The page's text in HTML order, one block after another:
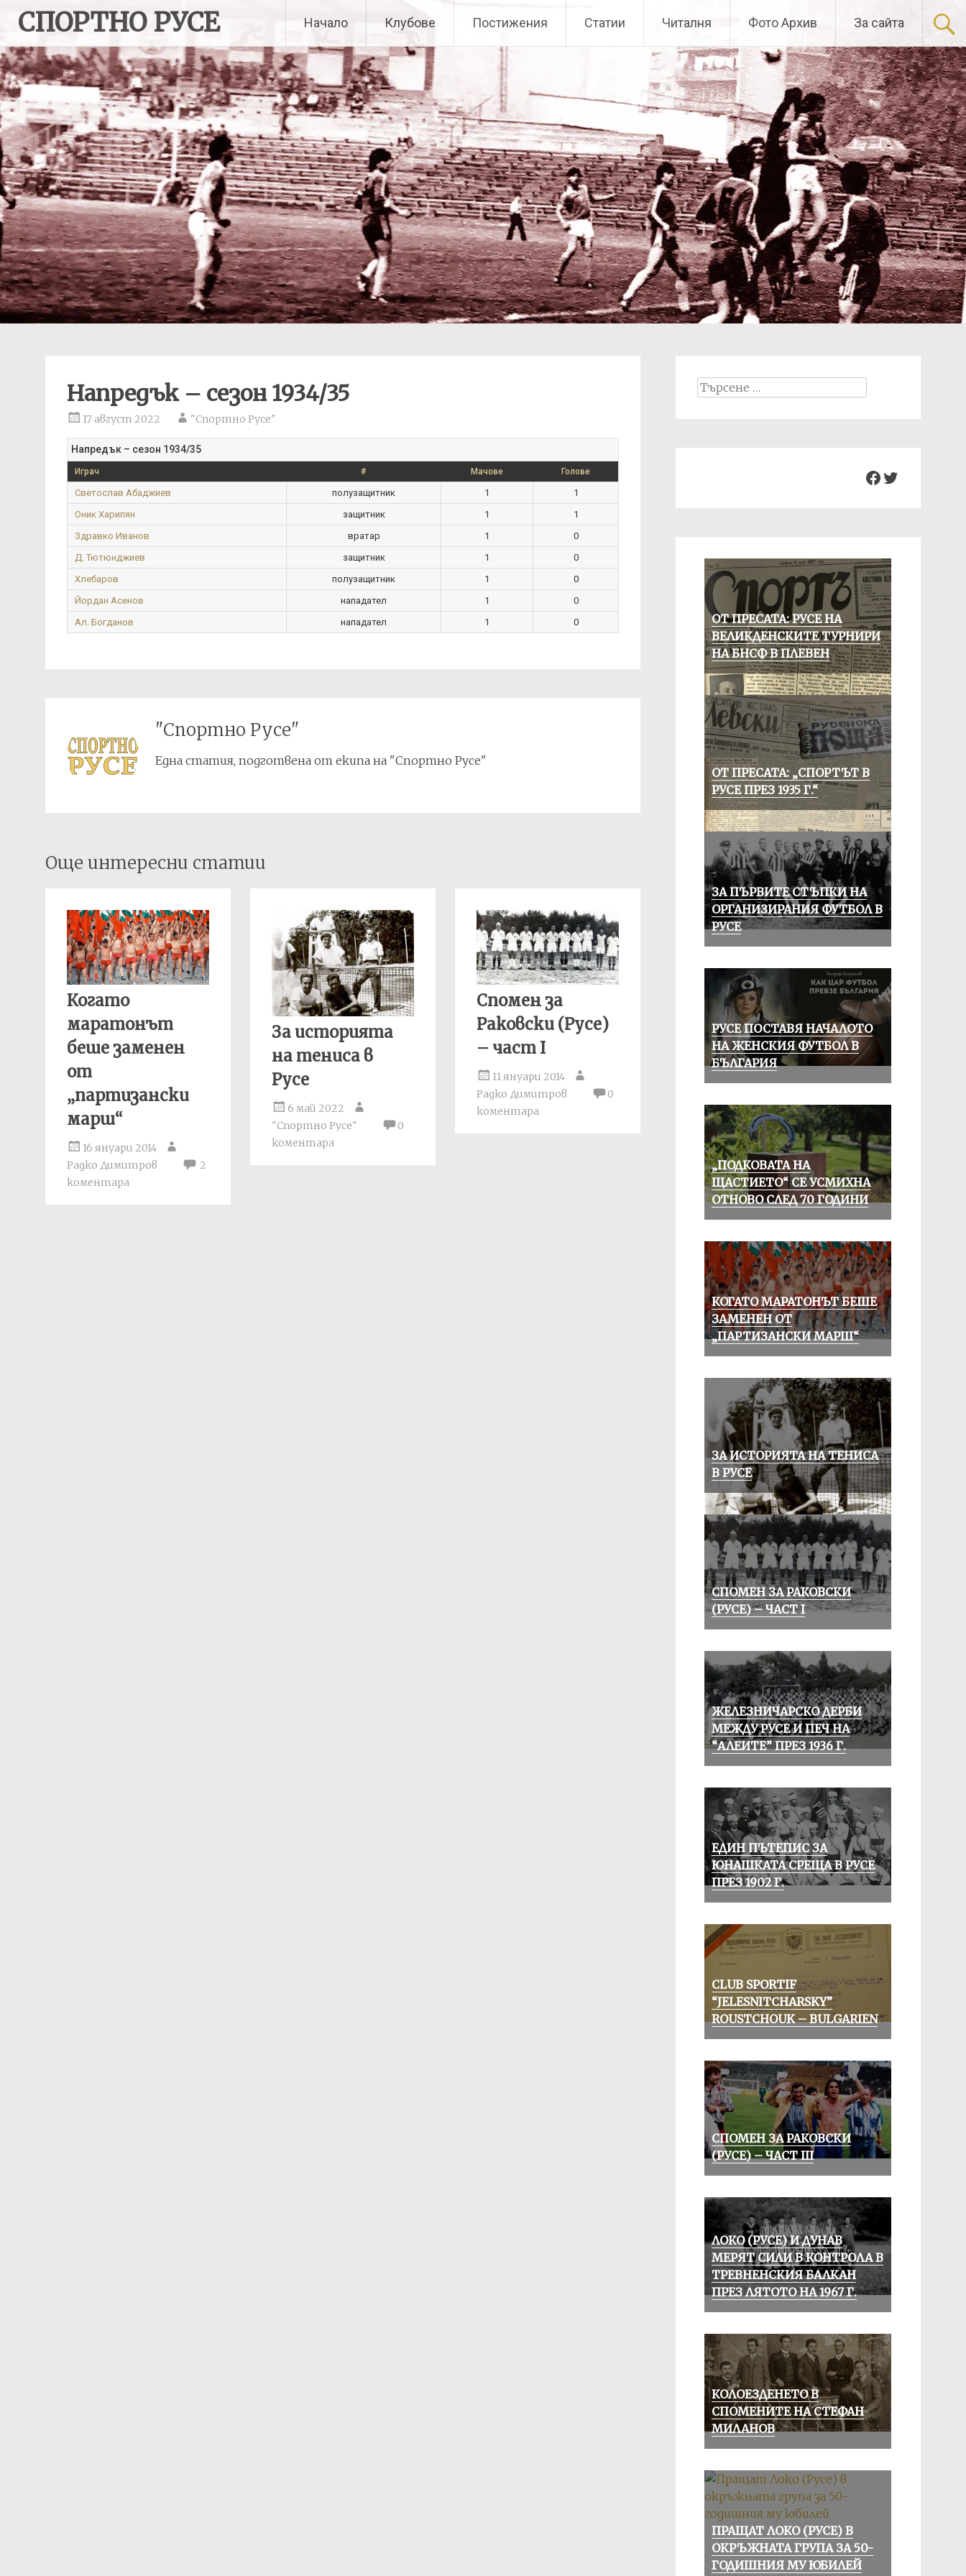
content
СПОРТНО РУСЕ Начало Клубове Постижения Статии Читалня Фото Архив За сайта
Напредък – сезон 1934/35
17 август 2022 "Спортно Русе"
Напредък – сезон 1934/35
Играч # Мачове Голове
Светослав Абаджиев полузащитник 1
1
Оник Харипян
защитник 1
1
Здравко Иванов
вратар 1
0
Д. Тютюнджиев
защитник 1
0
Хлебаров
полузащитник 1
0
Йордан Асенов
нападател 1
0
Ал. Богданов
нападател 1 0
"Спортно Русе"
Една статия, подготвена от екипа на "Спортно Русе"
Post
navigation
Още интересни статии
Когато
маратонът
беше заменен
от
„партизански
марш“
16 януари 2014
Радко Димитров
2
коментара
За историята
на тениса в
Русе
6 май 2022
"Спортно Русе"
0
коментара
Спомен за
Раковски (Русе)
– част I
11 януари 2014
Радко Димитров
0
коментара
Search
Facebook
Twitter
ОТ ПРЕСАТА: РУСЕ НА
ВЕЛИКДЕНСКИТЕ ТУРНИРИ
НА БНСФ В ПЛЕВЕН
ОТ ПРЕСАТА: „СПОРТЪТ В
РУСЕ ПРЕЗ 1935 Г.“
ЗА ПЪРВИТЕ СТЪПКИ НА
ОРГАНИЗИРАНИЯ ФУТБОЛ В
РУСЕ
РУСЕ ПОСТАВЯ НАЧАЛОТО
НА ЖЕНСКИЯ ФУТБОЛ В
БЪЛГАРИЯ
„ПОДКОВАТА НА
ЩАСТИЕТО“ СЕ УСМИХНА
ОТНОВО СЛЕД 70 ГОДИНИ
КОГАТО МАРАТОНЪТ БЕШЕ
ЗАМЕНЕН ОТ
„ПАРТИЗАНСКИ МАРШ“
ЗА ИСТОРИЯТА НА ТЕНИСА
В РУСЕ
СПОМЕН ЗА РАКОВСКИ
(РУСЕ) – ЧАСТ I
ЖЕЛЕЗНИЧАРСКО ДЕРБИ
МЕЖДУ РУСЕ И ПЕЧ НА
“АЛЕИТЕ” ПРЕЗ 1936 Г.
ЕДИН ПЪТЕПИС ЗА
ЮНАШКАТА СРЕЩА В РУСЕ
ПРЕЗ 1902 Г.
CLUB SPORTIF
“JELESNITCHARSKY”
ROUSTCHOUK – BULGARIEN
СПОМЕН ЗА РАКОВСКИ
(РУСЕ) – ЧАСТ III
ЛОКО (РУСЕ) И ДУНАВ
МЕРЯТ СИЛИ В КОНТРОЛА В
ТРЕВНЕНСКИЯ БАЛКАН
ПРЕЗ ЛЯТОТО НА 1967 Г.
КОЛОЕЗДЕНЕТО В
СПОМЕНИТЕ НА СТЕФАН
МИЛАНОВ
ПРАЩАТ ЛОКО (РУСЕ) В
ОКРЪЖНАТА ГРУПА ЗА 50-
ГОДИШНИЯ МУ ЮБИЛЕЙ